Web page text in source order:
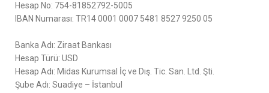
Hesap No: 754-81852792-5005
IBAN Numarası: TR14 0001 0007 5481 8527 9250 05
Banka Adı: Ziraat Bankası
Hesap Türü: USD
Hesap Adı: Midas Kurumsal İç ve Dış. Tic. San. Ltd. Şti.
Şube Adı: Suadiye – İstanbul